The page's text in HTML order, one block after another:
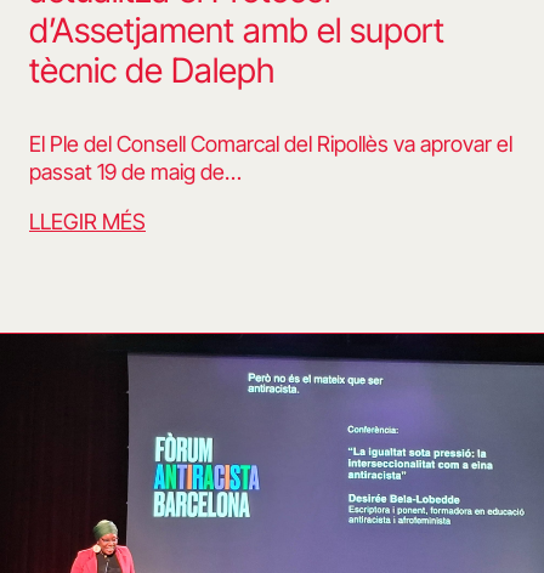
d’Assetjament amb el suport
tècnic de Daleph
El Ple del Consell Comarcal del Ripollès va aprovar el
passat 19 de maig de…
LLEGIR MÉS